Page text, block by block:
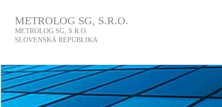
METROLOG SG, S.R.O.
METROLOG SG, S.R.O.
SLOVENSKÁ REPUBLIKA